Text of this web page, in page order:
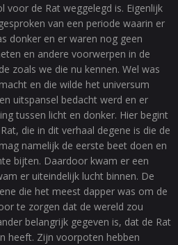
de Rat weggelegd is. Eigenlijk
van een periode waarin er
donker en er waren nog geen
en andere voorwerpen in de
zoals we die nu kennen. Wel was
en die wilde het universum
uitspansel bedacht werd en er
tussen licht en donker. Hier begint
die in dit verhaal degene is die de
namelijk de eerste beet doen en
bijten. Daardoor kwam er een
er uiteindelijk lucht binnen. De
die het meest dapper was om de
te zorgen dat de wereld zou
belangrijk gegeven is, dat de Rat
heeft. Zijn voorpoten hebben